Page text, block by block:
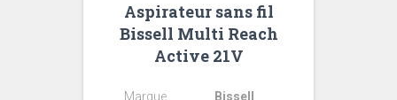
Aspirateur sans fil
Bissell Multi Reach
Active 21V
Marque Bissell